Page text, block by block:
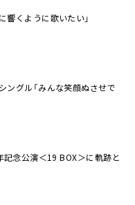
響くように歌いたい」
ングル「みんな笑顔ぬさせで
記念公演＜19 BOX＞に軌跡と